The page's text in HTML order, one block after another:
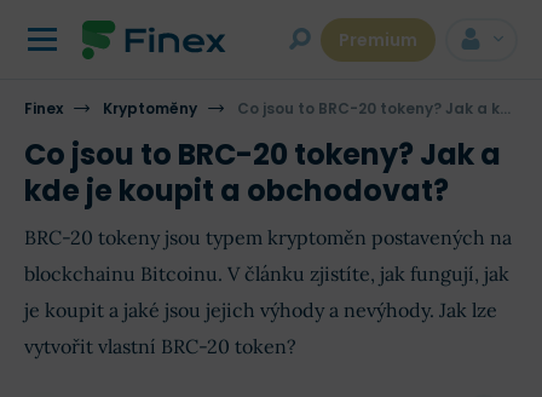
Premium
Finex Kryptoměny Co jsou to BRC-20 tokeny? Jak a kde je koupit a obchodovat?
Co jsou to BRC-20 tokeny? Jak a
kde je koupit a obchodovat?
BRC-20 tokeny jsou typem kryptoměn postavených na
blockchainu Bitcoinu. V článku zjistíte, jak fungují, jak
je koupit a jaké jsou jejich výhody a nevýhody. Jak lze
vytvořit vlastní BRC-20 token?